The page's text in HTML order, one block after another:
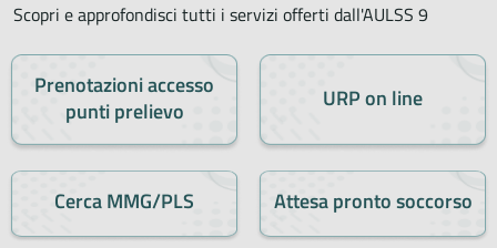
Scopri e approfondisci tutti i servizi offerti dall'AULSS 9
Prenotazioni accesso
punti prelievo
URP on line
Cerca MMG/PLS Attesa pronto soccorso